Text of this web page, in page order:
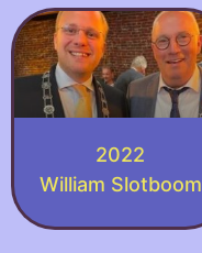
2022
William Slotboom